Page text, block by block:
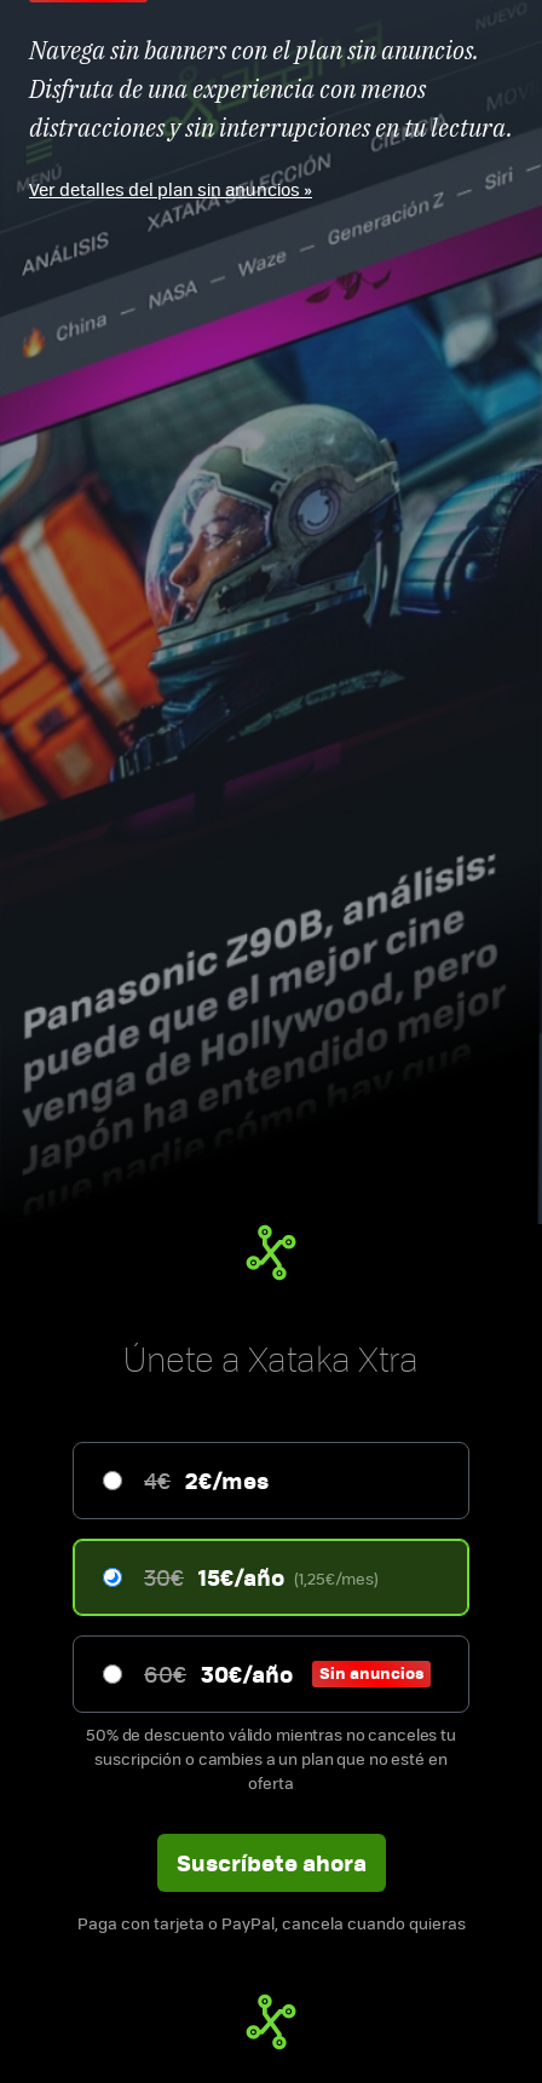
Navega sin banners con el plan sin anuncios.
Disfruta de una experiencia con menos
distracciones y sin interrupciones en tu lectura.
Ver detalles del plan sin anuncios »
Únete a Xataka Xtra
4€ 2€/mes
30€ 15€/año (1,25€/mes)
60€ 30€/año Sin anuncios
50% de descuento válido mientras no canceles tu
suscripción o cambies a un plan que no esté en
oferta
Suscríbete ahora
Paga con tarjeta o PayPal, cancela cuando quieras